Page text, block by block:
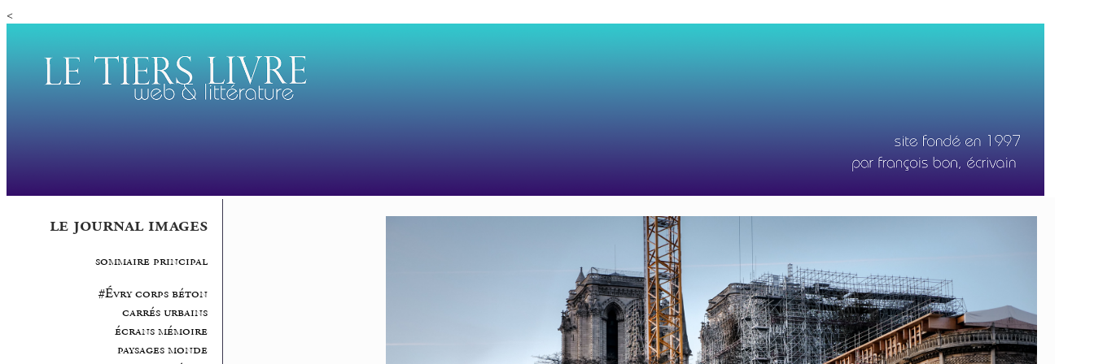
<
le journal images
sommaire principal
#Évry corps béton
carrés urbains
écrans mémoire
paysages monde